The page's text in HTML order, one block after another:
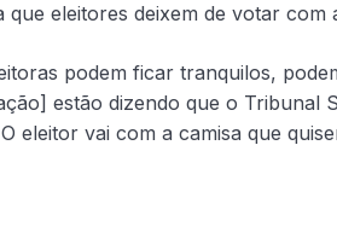
eleitores deixem de votar com
podem ficar tranquilos,
estão dizendo que o Tribunal
eleitor vai com a camisa que